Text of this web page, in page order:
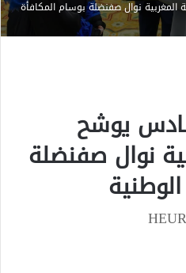
نوال صفنضلة بوسام المكافأة
يوشح
نوال صفنضلة